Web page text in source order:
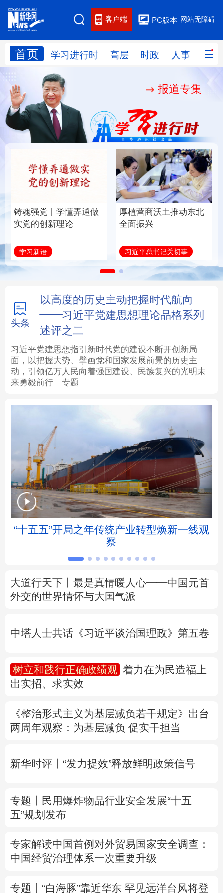
网站无障碍
PC版本
客户端
首页 学习进行时 高层 时政 人事 国际
网站地图
学习进行时 人事
国际 财经 网评
思客智库 全球连线 教育
科技 科创 量子 体育
健康 军事
访谈 视频 图片 政务
信息化 数字经济
学术中国 乡村振兴 银龄 溯源中国
城市 旅游 能源 会展
彩票 娱乐 时尚 悦读
公益 一带一路 亚太网 上市公司
地方频道
北京 天津 河北 山西
辽宁 吉林 上海 江苏
浙江 安徽 福建 江西
四川 贵州 云南
多语种频道
English Español Français عربى
Deutsch Português
报道专集
铸魂强党丨学懂弄通做
实党的创新理论
学习新语
厚植营商沃土推动东北
全面振兴
习近平总书记关切事
头条
以高度的历史主动把握时代航向
——习近平党建思想理论品格系列
述评之二
习近平党建思想指引新时代党的建设不断开创新局
面，以把握大势、擘画党和国家发展前景的历史主
动，引领亿万人民向着强国建设、民族复兴的光明未
来勇毅前行
专题
“十五五”开局之年传统产业转型焕新一线观
察
大道行天下丨最是真情暖人心——中国元首
外交的世界情怀与大国气派
中塔人士共话《习近平谈治国理政》第五卷
树立和践行正确政绩观
着力在为民造福上
出实招、求实效
《整治形式主义为基层减负若干规定》出台
两周年观察 ：为基层减负 促实干担当
新华时评丨“发力提效”释放鲜明政策信号
专题丨
民用爆炸物品行业安全发展“十五
五”规划发布
专家解读中国首例对外贸易国家安全调查：
中国经贸治理体系一次重要升级
专题丨 “白海豚”靠近华东 罕见远洋台风将登